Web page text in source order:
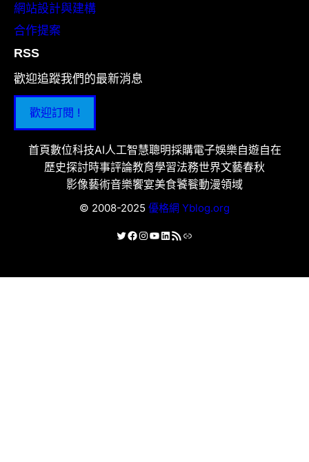
網站設計與建構
合作提案
RSS
歡迎追蹤我們的最新消息
歡迎訂閱 !
首頁數位科技AI人工智慧聰明採購電子娛樂自遊自在
歷史探討時事評論教育學習法務世界文藝春秋
影像藝術音樂饗宴美食饕餮動漫領域
© 2008-2025 優格網 Yblog.org
X Facebook
Instagram
YouTube
LinkedIn
RSS 資訊提供連結